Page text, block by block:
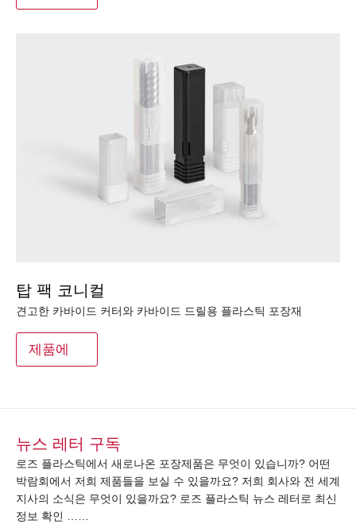
탑 팩 코니컬
견고한 카바이드 커터와 카바이드 드릴용 플라스틱 포장재
제품에
뉴스 레터 구독
로즈 플라스틱에서 새로나온 포장제품은 무엇이 있습니까? 어떤
박람회에서 저희 제품들을 보실 수 있을까요? 저희 회사와 전 세계
지사의 소식은 무엇이 있을까요? 로즈 플라스틱 뉴스 레터로 최신
정보 확인 ……